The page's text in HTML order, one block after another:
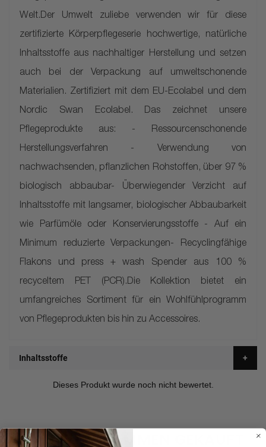
Welt.Der Umwelt zuliebe verwenden wir für diese
zertifizierte Körperpflegeserie hochwertige, natürliche
Inhaltsstoffe aus nachhaltiger Herstellung und setzen
auch bei der Verpackung auf umweltschonende
Materialien. Zertifiziert mit dem EU-Ecolabel und dem
Nordic Swan Ecolabel. Das zeichnet unsere
Pflegeprodukte aus: - Ressourcenschonende
Herstellungsverfahren - Verwendung von
nachwachsenden, pflanzlichen Rohstoffen, über 97 %
biologisch abbaubar- Überwiegender Verzicht auf
Inhaltsstoffe mit langsamer, biologischer Abbaubarkeit
wie Parfümöle oder Konservierungsstoffe - Auf ein
Minimum reduzierte Verpackungen- Recyclingfähige
Flakons und press + wash Spender aus 100 %
recyceltem PET (PCR).Die Kollektion bietet ein
umfangreiches Sortiment für ein Wohlfühlprogramm
von Pflegeprodukten bis hin zu Accessoires.
Inhaltsstoffe
HÄUFIG ZUSAMMEN GEKAUFT